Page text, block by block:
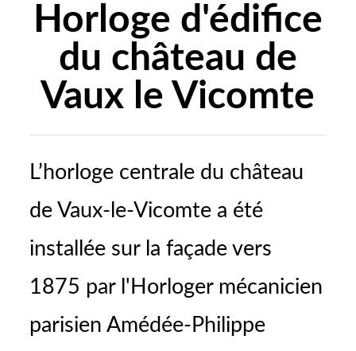
Horloge d'édifice
du château de
Vaux le Vicomte
L’horloge centrale du château
de Vaux-le-Vicomte a été
installée sur la façade vers
1875 par l'Horloger mécanicien
parisien Amédée-Philippe